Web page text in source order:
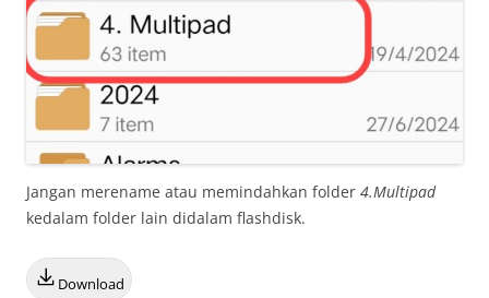
Jangan merename atau memindahkan folder 4.Multipad
kedalam folder lain didalam flashdisk.
Download